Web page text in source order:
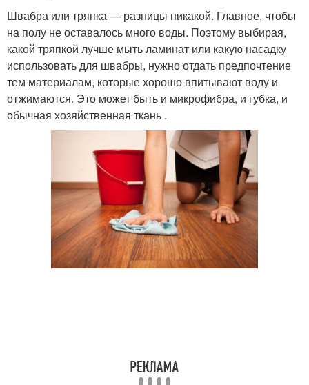
Швабра или тряпка — разницы никакой. Главное, чтобы
на полу не оставалось много воды. Поэтому выбирая,
какой тряпкой лучше мыть ламинат или какую насадку
использовать для швабры, нужно отдать предпочтение
тем материалам, которые хорошо впитывают воду и
отжимаются. Это может быть и микрофибра, и губка, и
обычная хозяйственная ткань .